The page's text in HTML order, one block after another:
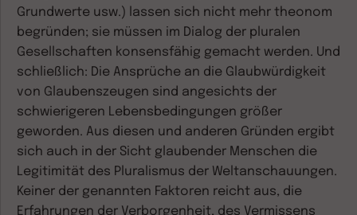
Grundwerte usw.) lassen sich nicht mehr theonom
begründen; sie müssen im Dialog der pluralen
Gesellschaften konsensfähig gemacht werden. Und
schließlich: Die Ansprüche an die Glaubwürdigkeit
von Glaubenszeugen sind angesichts der
schwierigeren Lebensbedingungen größer
geworden. Aus diesen und anderen Gründen ergibt
sich auch in der Sicht glaubender Menschen die
Legitimität des Pluralismus der Weltanschauungen.
Keiner der genannten Faktoren reicht aus, die
Erfahrungen der Verborgenheit, des Vermissens